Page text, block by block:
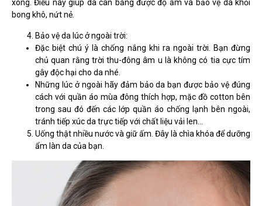
xong. Điều này giúp da cân bằng được độ ẩm và bảo vệ da khỏi
bong khô, nứt nẻ.
Bảo vệ da lúc ở ngoài trời:
Đặc biệt chú ý là chống nắng khi ra ngoài trời. Bạn đừng
chủ quan rằng trời thu-đông âm u là không có tia cực tím
gây độc hại cho da nhé.
Những lúc ở ngoài hãy đảm bảo da bạn được bảo vệ đúng
cách với quần áo mùa đông thích hợp, mặc đồ cotton bên
trong sau đó đến các lớp quần áo chống lạnh bên ngoài,
tránh tiếp xúc da trực tiếp với chất liệu vải len…
Uống thật nhiều nước và giữ ấm. Đây là chìa khóa để dưỡng
ẩm làn da của bạn.